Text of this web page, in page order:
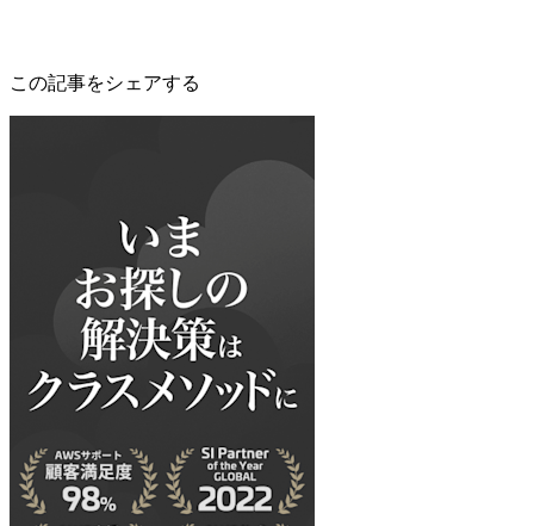
この記事をシェアする